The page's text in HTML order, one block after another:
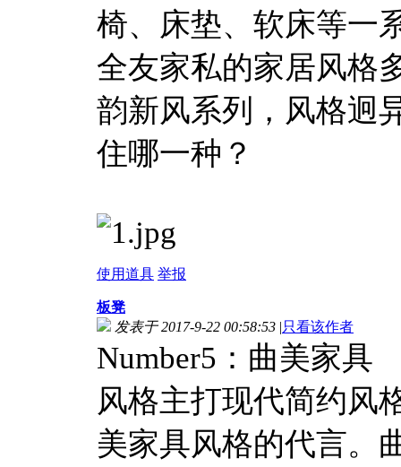
椅、床垫、软床等一
全友家私的家居风格
韵新风系列，风格迥
住哪一种？
使用道具 举报
板凳
发表于 2017-9-22 00:58:53 |只看该作者
Number5：曲美家具
风格主打现代简约风
美家具风格的代言。